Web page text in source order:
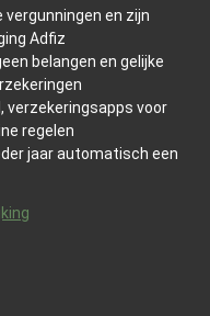
vergunningen en zijn
Adfiz
belangen en gelijke
verzekeringsapps voor
regelen
jaar automatisch een